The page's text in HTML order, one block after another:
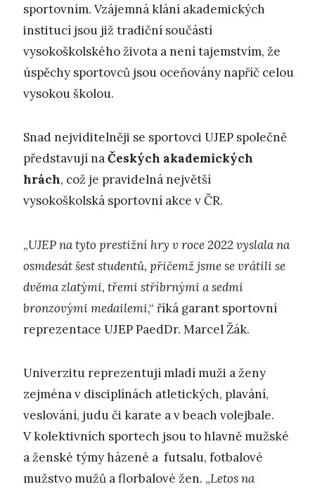
sportovním. Vzájemná klání akademických
institucí jsou již tradiční součástí
vysokoškolského života a není tajemstvím, že
úspěchy sportovců jsou oceňovány napříč celou
vysokou školou.
Snad nejviditelněji se sportovci UJEP společně
představují naČeských akademických
hrách, což je pravidelná největší
vysokoškolská sportovní akce v ČR.
„UJEP na tyto prestižní hry v roce 2022 vyslala na
osmdesát šest studentů, přičemž jsme se vrátili se
dvěma zlatými, třemi stříbrnými a sedmi
bronzovými medailemi,“ říká garant sportovní
reprezentace UJEP PaedDr. Marcel Žák.
Univerzitu reprezentují mladí muži a ženy
zejména v disciplínách atletických, plavání,
veslování, judu či karate a v beach volejbale.
V kolektivních sportech jsou to hlavně mužské
a ženské týmy házené a futsalu, fotbalové
mužstvo mužů a florbalové žen. „Letos na